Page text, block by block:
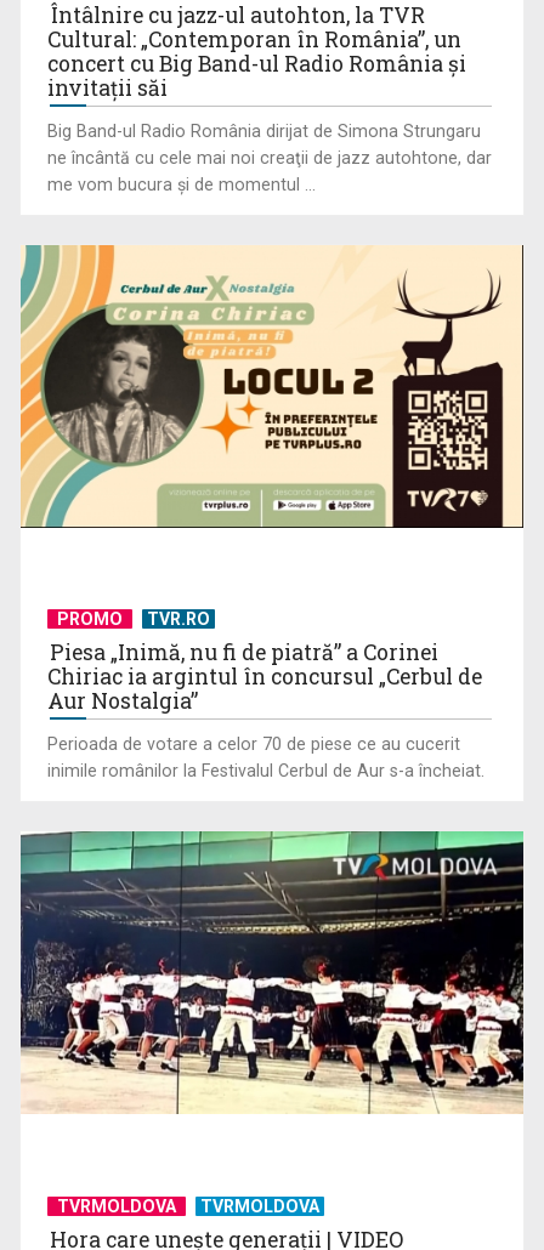
Octavian Cotescu, în rolul maiorului Vigu, pus să rezolve
„Brazilia – întoarcerea la pădure”: salvarea vine din
România, pe primul loc în clasamentul mondial al consumului
de alcool, ...
Tenis internațional la Târgu Mureș! TVR Sport transmite
Întâlnire cu jazz-ul autohton, la TVR
Cultural: „Contemporan în România”, un
concert cu Big Band-ul Radio România şi
invitaţii săi
Big Band-ul Radio România dirijat de Simona Strungaru
ne încântă cu cele mai noi creaţii de jazz autohtone, dar
me vom bucura şi de momentul ...
PROMO TVR.RO
Piesa „Inimă, nu fi de piatră” a Corinei
Chiriac ia argintul în concursul „Cerbul de
Aur Nostalgia”
Perioada de votare a celor 70 de piese ce au cucerit
inimile românilor la Festivalul Cerbul de Aur s-a încheiat.
TVRMOLDOVA TVRMOLDOVA
Hora care unește generații | VIDEO